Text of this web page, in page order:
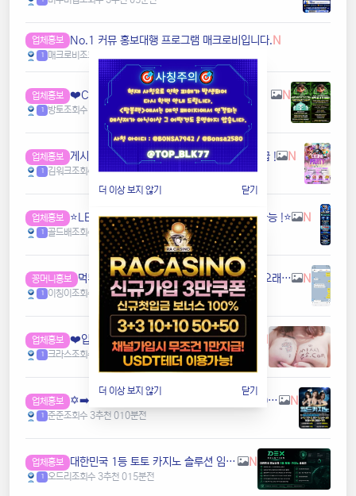
업체홍보 ️️No.1 커뮤 홍보대행 프️로그램 매크로비입니다.N
1 매크로비 조회수 3
업체홍보 N
1 방토조회수 3 6분전
업체홍보 ️️게시글 , 댓글만 달아도 현금화가능한 머니지급 ! N
1 김워크조회수 3추천 07분전
업체홍보 ⭐️LET'S BET 렛츠벳 - 테더 & 원화 입출금가능 !⭐️ N
1 골드배조회수 3 추천 08분전
꽁머니홍보 먹튀없는곳 찾고있습니다. 지인이벤트가능 오래된곳사례합니다 (담배,국밥값정도가능) N
1 이칭이 조회수 3 추천 09분전
업체홍보 ❤️️입플최대100%❤️✨억대보증 CC카지노✨❤️무기명테더가입O❤️블랙가입O❤️승인전화X❤️
1 크라스조회수 3 추천 09분전
업체홍보 ✡️➡️월드⬅️✡️ 5+3ㅣ10+5ㅣ30+12ㅣ50+20ㅣ100+35ㅣ200+70 ✡️무한매충✡️모든배팅제재없음✡️다양한 이벤트✡️ v7u6 N
1 준준조회수 3추천 010분전
업체홍보 ️대한민국️ 1등 토토 카지노 솔루션 임대 전문 N
1 오드리조회수 3추천 015분전
더 이상 보지 않기 닫기
더 이상 보지 않기 닫기